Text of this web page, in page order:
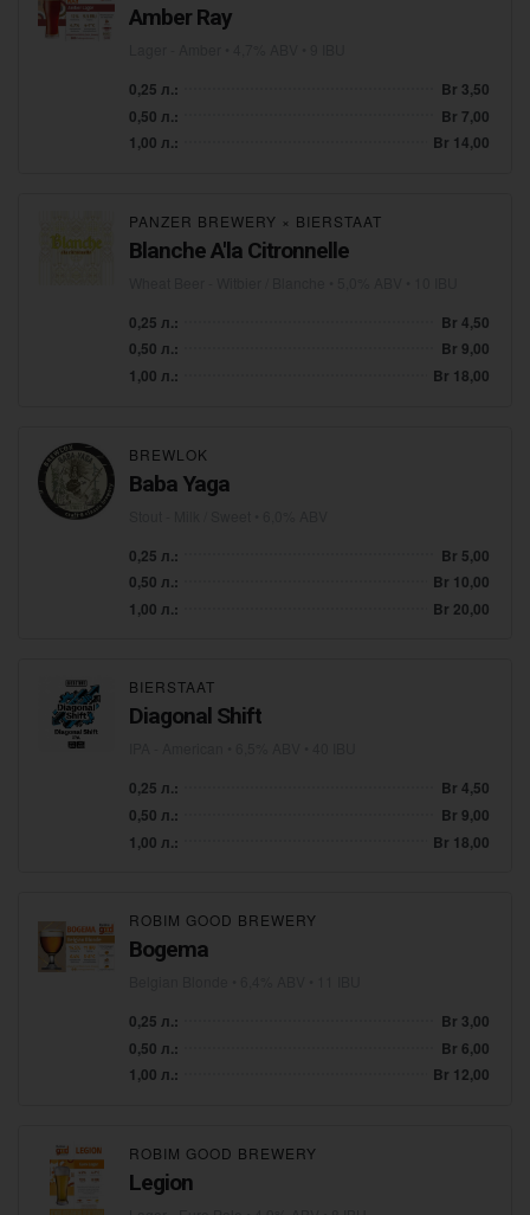
Amber Ray
0,25 л.:
Br 3,50
0,50 л.:
Br 7,00
1,00 л.:
Br 14,00
PANZER BREWERY × BIERSTAAT
Blanche A'la Citronnelle
0,25 л.:
Br 4,50
0,50 л.:
Br 9,00
1,00 л.:
Br 18,00
BREWLOK
Baba Yaga
0,25 л.:
Br 5,00
0,50 л.:
Br 10,00
1,00 л.:
Br 20,00
BIERSTAAT
Diagonal Shift
0,25 л.:
Br 4,50
0,50 л.:
Br 9,00
1,00 л.:
Br 18,00
ROBIM GOOD BREWERY
Bogema
0,25 л.:
Br 3,00
0,50 л.:
Br 6,00
1,00 л.:
Br 12,00
ROBIM GOOD BREWERY
Legion